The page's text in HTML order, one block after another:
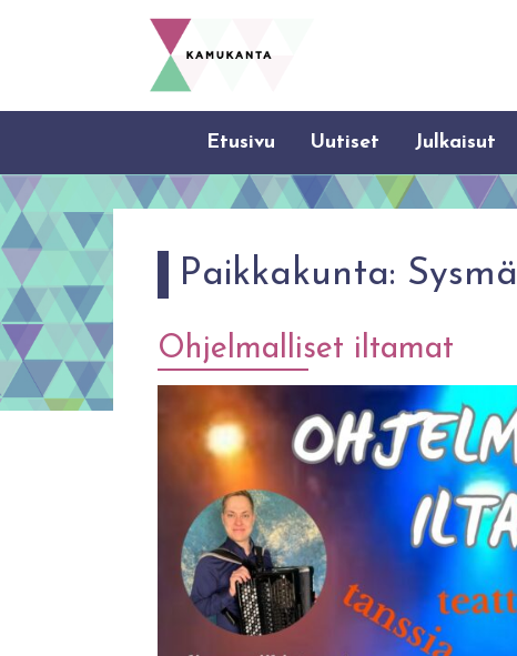
Etusivu Uutiset Julkaisut
Paikkakunta: Sysmä
Ohjelmalliset iltamat